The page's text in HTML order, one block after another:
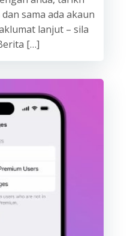
sama ada akaun
lanjut – sila
[…]